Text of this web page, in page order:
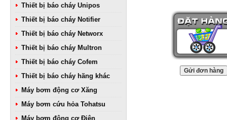
Thiết bị báo cháy Unipos
Thiết bị báo cháy Notifier
Thiết bị báo cháy Networx
Thiết bị báo cháy Multron
Thiết bị báo cháy Cofem
Thiết bị báo cháy hãng khác
Máy bơm động cơ Xăng
Máy bơm cứu hỏa Tohatsu
Máy bơm động cơ Điện